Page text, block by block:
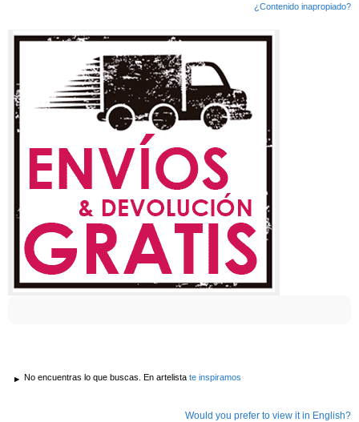
¿Contenido inapropiado?
No encuentras lo que buscas. En artelista te inspiramos
Would you prefer to view it in English?